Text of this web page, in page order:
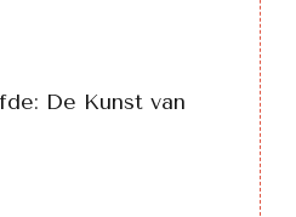
De Kunst van